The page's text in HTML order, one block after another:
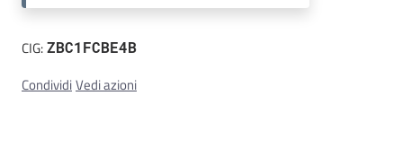
CIG:ZBC1FCBE4B
CondividiVedi azioni